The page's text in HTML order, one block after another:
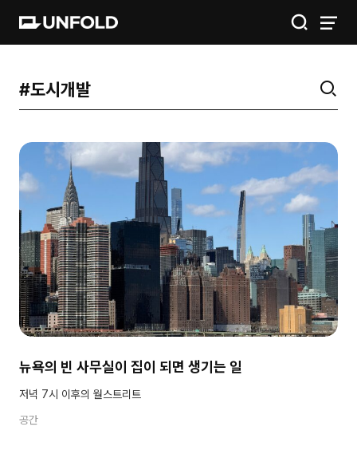
공간
금융
뉴욕의 빈 사무실이 집이 되면 생기는 일
저녁 7시 이후의 월스트리트
공간